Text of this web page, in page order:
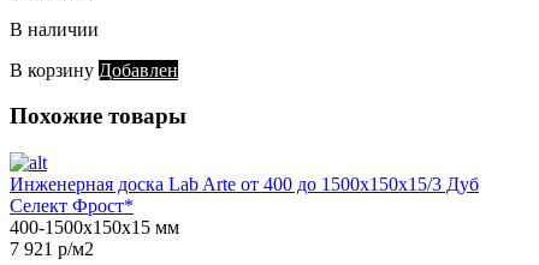
В наличии
В корзину Добавлен
Похожие товары
Инженерная доска Lab Arte от 400 до 1500х150х15/3 Дуб
Селект Фрост*
400-1500х150х15 мм
7 921 р/м2